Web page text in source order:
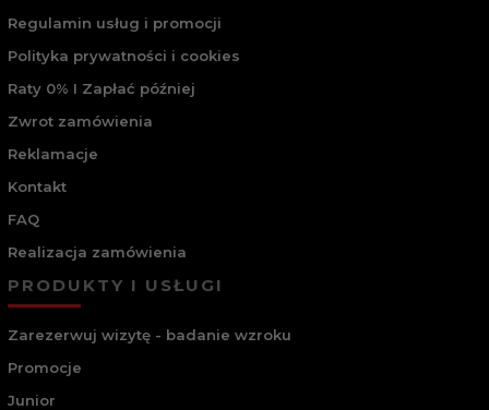
Regulamin usług i promocji
Polityka prywatności i cookies
Raty 0% I Zapłać później
Zwrot zamówienia
Reklamacje
Kontakt
FAQ
Realizacja zamówienia
PRODUKTY I USŁUGI
Zarezerwuj wizytę - badanie wzroku
Promocje
Junior